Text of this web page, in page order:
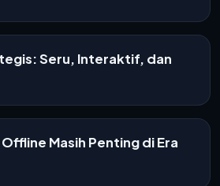
Seru, Interaktif, dan
Masih Penting di Era